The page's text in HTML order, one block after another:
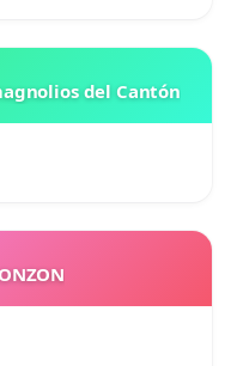
del Cantón